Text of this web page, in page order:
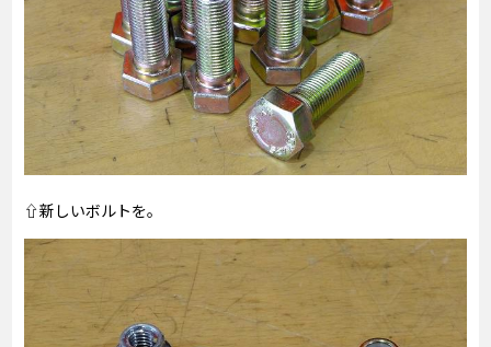
⇧新しいボルトを。